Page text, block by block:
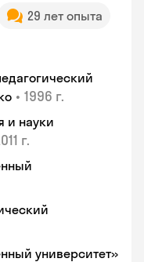
29 лет опыта
• 1996 г.
и науки
г.
университет»